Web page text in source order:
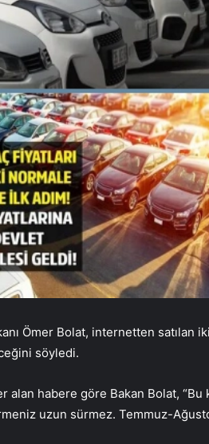
Ömer Bolat, internetten satılan
söyledi.
alan habere göre Bakan Bolat,
uzun sürmez. Temmuz-